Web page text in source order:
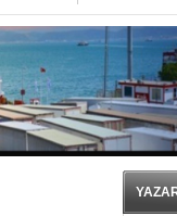
4 yeni tanker daha
dışı harcı için
dönem başlıyor
Başkanını seçti!